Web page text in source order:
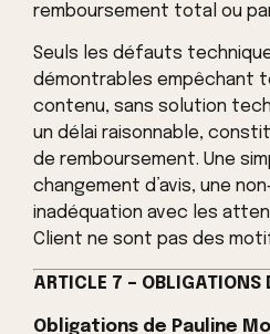
remboursement total ou
Seuls les défauts
démontrables empêchant
contenu, sans solution
un délai raisonnable,
de remboursement. Une
changement d’avis, une
inadéquation avec les
Client ne sont pas des
ARTICLE 7 – OBLIGATIONS
Obligations de Pauline